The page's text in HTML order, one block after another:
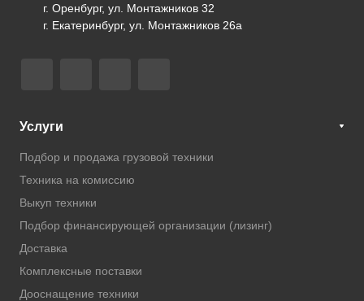
г. Оренбург, ул. Монтажников 32
г. Екатеринбург, ул. Монтажников 26а
Услуги
Подбор и продажа грузовой техники
Техника на комиссию
Выкуп техники
Подбор финансирующей организации (лизинг)
Доставка
Комплексные поставки
Дооснащение техники